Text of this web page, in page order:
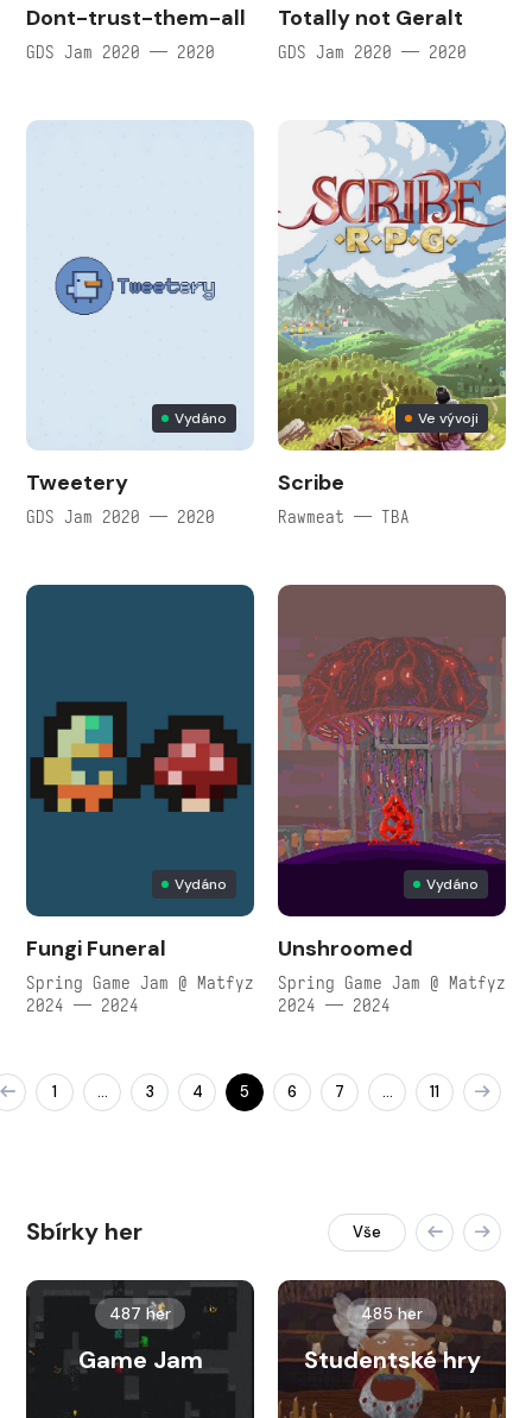
Dont-trust-them-all
GDS Jam 2020 — 2020
Totally not Geralt
GDS Jam 2020 — 2020
Vydáno
Tweetery
GDS Jam 2020 — 2020
Ve vývoji
Scribe
Rawmeat — TBA
Vydáno
Fungi Funeral
Spring Game Jam @ Matfyz
2024 — 2024
Vydáno
Unshroomed
Spring Game Jam @ Matfyz
2024 — 2024
1 … 3 4 5 6 7 … 11
Sbírky her Vše
487 her
Game Jam
485 her
Studentské hry